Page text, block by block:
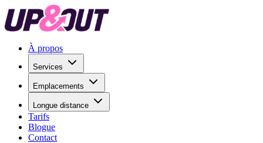
À propos
Services
Emplacements
Longue distance
Tarifs
Blogue
Contact